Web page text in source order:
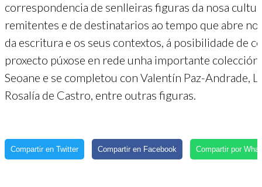
correspondencia de senlleiras figuras da nosa
remitentes e de destinatarios ao tempo que abre
da escritura e os seus contextos, á posibilidade de
proxecto púxose en rede unha importante
Seoane e se completou con Valentín Paz-Andrade,
Rosalía de Castro, entre outras figuras.
Compartir en Twitter Compartir en Facebook Compartir por